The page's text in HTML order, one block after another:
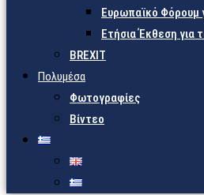
Ευρωπαϊκό Φόρουμ
Ετήσια Έκθεση για
BREXIT
Πολυμέσα
Φωτογραφίες
Βίντεο